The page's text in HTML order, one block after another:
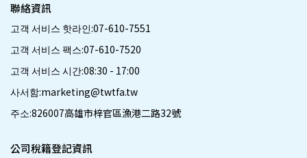
聯絡資訊
고객 서비스 핫라인:07-610-7551
고객 서비스 팩스:07-610-7520
고객 서비스 시간:08:30 - 17:00
사서함:marketing@twtfa.tw
주소:826007高雄市梓官區漁港二路32號
公司稅籍登記資訊